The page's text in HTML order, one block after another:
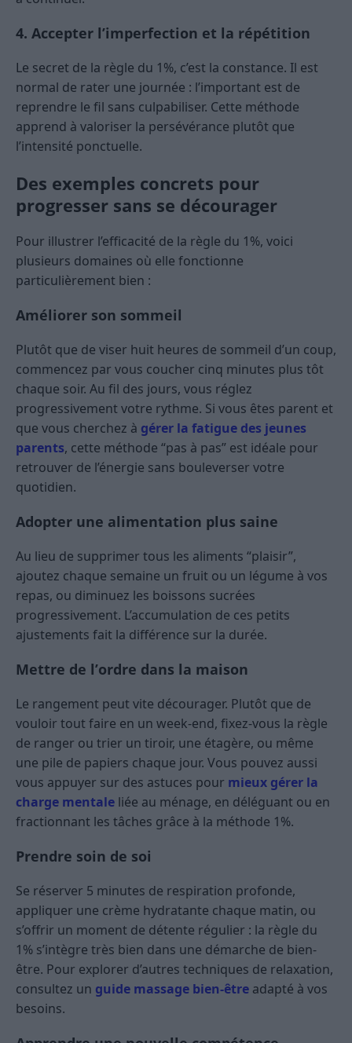
4. Accepter l’imperfection et la répétition
Le secret de la règle du 1%, c’est la constance. Il est
normal de rater une journée : l’important est de
reprendre le fil sans culpabiliser. Cette méthode
apprend à valoriser la persévérance plutôt que
l’intensité ponctuelle.
Des exemples concrets pour
progresser sans se décourager
Pour illustrer l’efficacité de la règle du 1%, voici
plusieurs domaines où elle fonctionne
particulièrement bien :
Améliorer son sommeil
Plutôt que de viser huit heures de sommeil d’un coup,
commencez par vous coucher cinq minutes plus tôt
chaque soir. Au fil des jours, vous réglez
progressivement votre rythme. Si vous êtes parent et
que vous cherchez à gérer la fatigue des jeunes
parents, cette méthode “pas à pas” est idéale pour
retrouver de l’énergie sans bouleverser votre
quotidien.
Adopter une alimentation plus saine
Au lieu de supprimer tous les aliments “plaisir”,
ajoutez chaque semaine un fruit ou un légume à vos
repas, ou diminuez les boissons sucrées
progressivement. L’accumulation de ces petits
ajustements fait la différence sur la durée.
Mettre de l’ordre dans la maison
Le rangement peut vite décourager. Plutôt que de
vouloir tout faire en un week-end, fixez-vous la règle
de ranger ou trier un tiroir, une étagère, ou même
une pile de papiers chaque jour. Vous pouvez aussi
vous appuyer sur des astuces pour mieux gérer la
charge mentale liée au ménage, en déléguant ou en
fractionnant les tâches grâce à la méthode 1%.
Prendre soin de soi
Se réserver 5 minutes de respiration profonde,
appliquer une crème hydratante chaque matin, ou
s’offrir un moment de détente régulier : la règle du
1% s’intègre très bien dans une démarche de bien-
être. Pour explorer d’autres techniques de relaxation,
consultez un guide massage bien-être adapté à vos
besoins.